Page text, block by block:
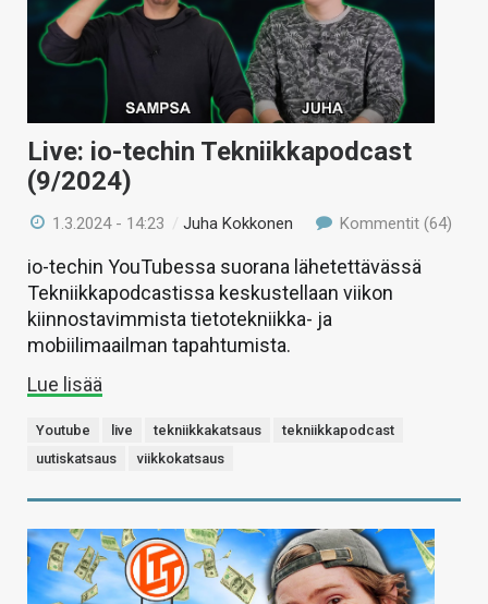
Live: io-techin Tekniikkapodcast
(9/2024)
1.3.2024 - 14:23 /Juha Kokkonen Kommentit (64)
io-techin YouTubessa suorana lähetettävässä
Tekniikkapodcastissa keskustellaan viikon
kiinnostavimmista tietotekniikka- ja
mobiilimaailman tapahtumista.
Lue lisää
Youtube live tekniikkakatsaus
tekniikkapodcast
uutiskatsaus
viikkokatsaus